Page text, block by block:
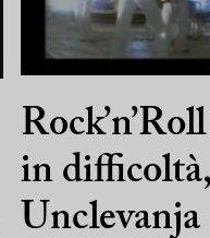
in difficoltà,
Unclevanja